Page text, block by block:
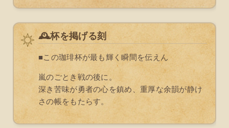
🕰️杯を掲げる刻
■この珈琲杯が最も輝く瞬間を伝えん
嵐のごとき戦の後に。
深き苦味が勇者の心を鎮め、重厚な余韻が静け
さの帳をもたらす。